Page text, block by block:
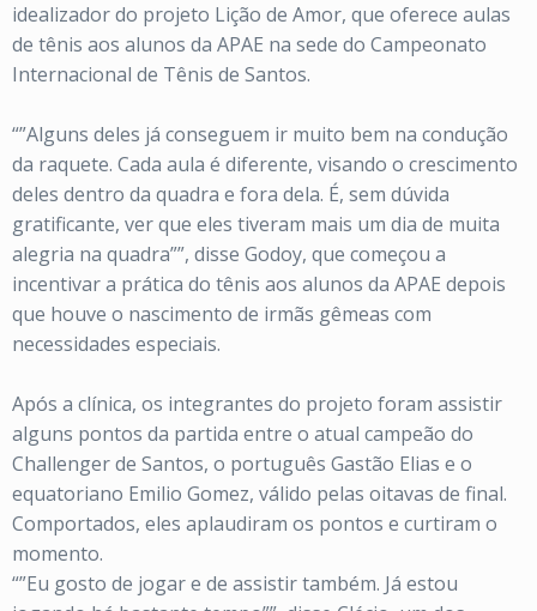
idealizador do projeto Lição de Amor, que oferece aulas
de tênis aos alunos da APAE na sede do Campeonato
Internacional de Tênis de Santos.
“”Alguns deles já conseguem ir muito bem na condução
da raquete. Cada aula é diferente, visando o crescimento
deles dentro da quadra e fora dela. É, sem dúvida
gratificante, ver que eles tiveram mais um dia de muita
alegria na quadra””, disse Godoy, que começou a
incentivar a prática do tênis aos alunos da APAE depois
que houve o nascimento de irmãs gêmeas com
necessidades especiais.
Após a clínica, os integrantes do projeto foram assistir
alguns pontos da partida entre o atual campeão do
Challenger de Santos, o português Gastão Elias e o
equatoriano Emilio Gomez, válido pelas oitavas de final.
Comportados, eles aplaudiram os pontos e curtiram o
momento.
“”Eu gosto de jogar e de assistir também. Já estou